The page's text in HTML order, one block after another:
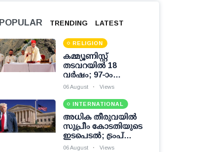
POPULAR TRENDING LATEST
RELIGION
കമ്മ്യൂണിസ്റ്റ്
തടവറയില്‍ 18
വര്‍ഷം; 97-ാം
വയസില്‍ അതേ
ദിവ്യബലിയര്‍പ്പിച്ച്
കര്‍ദിനാള്‍ ഏണസ്റ്റ്
സിമോണി
06 August Views
INTERNATIONAL
അധിക തീരുവയില്‍
സുപ്രീം കോടതിയുടെ
ഇടപെടല്‍; ട്രംപ്
ഭരണകൂടം തിരിച്ചു
06 August Views